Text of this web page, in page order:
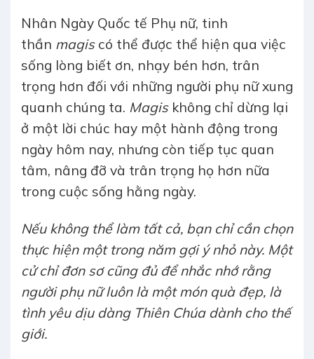
Nhân Ngày Quốc tế Phụ nữ, tinh
thần magiscó thể được thể hiện qua việc
sống lòng biết ơn, nhạy bén hơn, trân
trọng hơn đối với những người phụ nữ xung
quanh chúng ta. Magiskhông chỉ dừng lại
ở một lời chúc hay một hành động trong
ngày hôm nay, nhưng còn tiếp tục quan
tâm, nâng đỡ và trân trọng họ hơn nữa
trong cuộc sống hằng ngày.
Nếu không thể làm tất cả, bạn chỉ cần chọn
thực hiện một trong năm gợi ý nhỏ này. Một
cử chỉ đơn sơ cũng đủ để nhắc nhớ rằng
người phụ nữ luôn là một món quà đẹp, là
tình yêu dịu dàng Thiên Chúa dành cho thế
giới.